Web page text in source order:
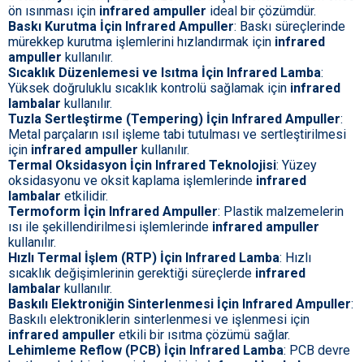
ön ısınması için infrared ampuller ideal bir çözümdür.
Baskı Kurutma İçin Infrared Ampuller: Baskı süreçlerinde
mürekkep kurutma işlemlerini hızlandırmak için infrared
ampuller kullanılır.
Sıcaklık Düzenlemesi ve Isıtma İçin Infrared Lamba:
Yüksek doğruluklu sıcaklık kontrolü sağlamak için infrared
lambalar kullanılır.
Tuzla Sertleştirme (Tempering) İçin Infrared Ampuller:
Metal parçaların ısıl işleme tabi tutulması ve sertleştirilmesi
için infrared ampuller kullanılır.
Termal Oksidasyon İçin Infrared Teknolojisi: Yüzey
oksidasyonu ve oksit kaplama işlemlerinde infrared
lambalar etkilidir.
Termoform İçin Infrared Ampuller: Plastik malzemelerin
ısı ile şekillendirilmesi işlemlerinde infrared ampuller
kullanılır.
Hızlı Termal İşlem (RTP) İçin Infrared Lamba: Hızlı
sıcaklık değişimlerinin gerektiği süreçlerde infrared
lambalar kullanılır.
Baskılı Elektroniğin Sinterlenmesi İçin Infrared Ampuller:
Baskılı elektroniklerin sinterlenmesi ve işlenmesi için
infrared ampuller etkili bir ısıtma çözümü sağlar.
Lehimleme Reflow (PCB) İçin Infrared Lamba: PCB devre